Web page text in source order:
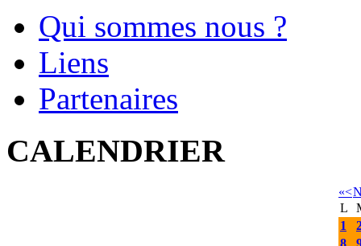
Qui sommes nous ?
Liens
Partenaires
CALENDRIER
«<
L
1
8